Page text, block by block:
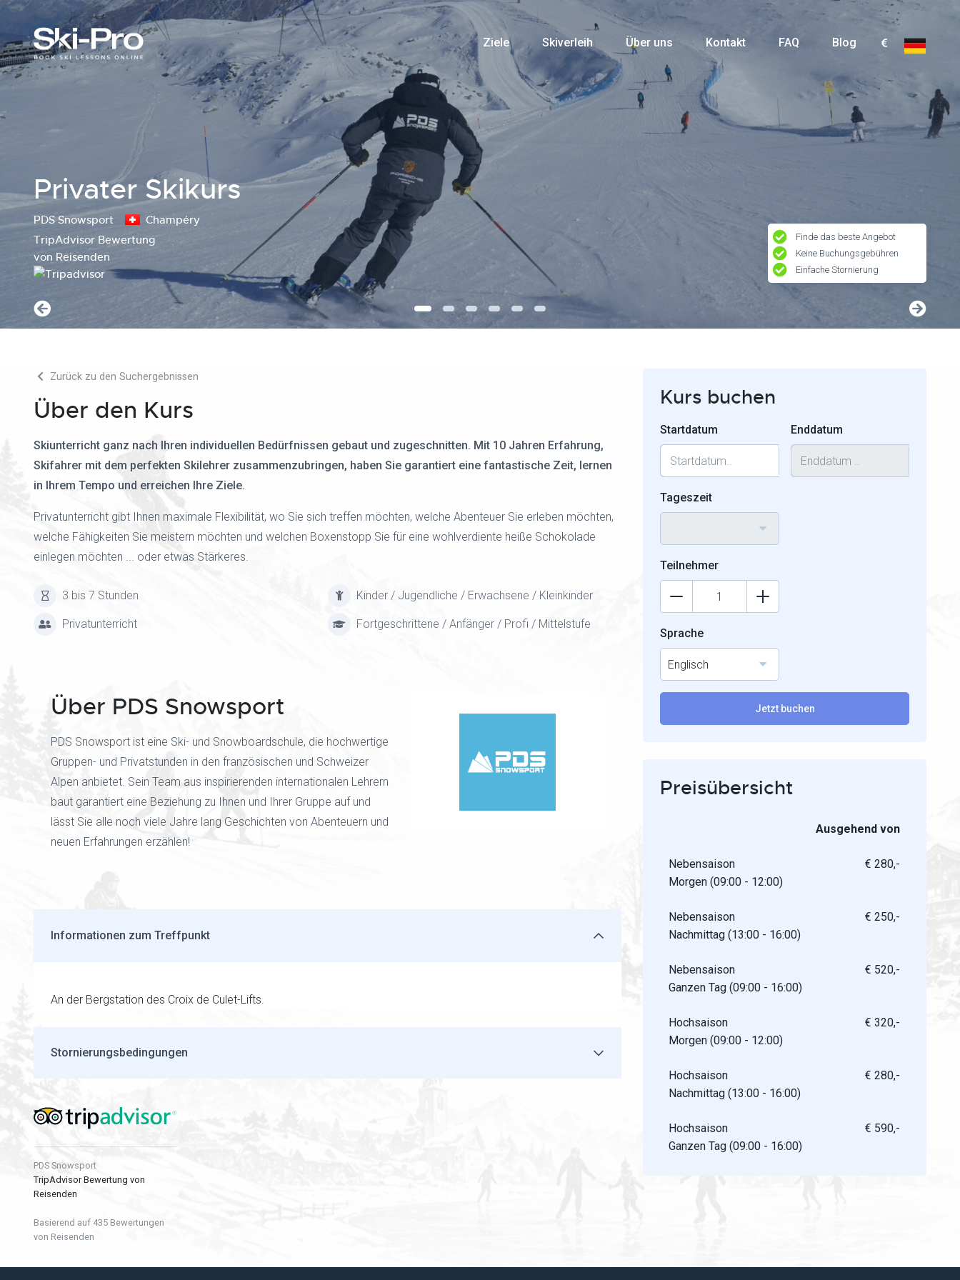
Ziele Skiverleih Über uns Kontakt FAQ Blog
Privater Skikurs
PDS Snowsport
Champéry
TripAdvisor Bewertung
von Reisenden
Finde das beste Angebot
Keine Buchungsgebühren
Einfache Stornierung
Zurück zu den Suchergebnissen
Über den Kurs
Skiunterricht ganz nach Ihren individuellen Bedürfnissen gebaut und zugeschnitten. Mit 10 Jahren Erfahrung,
Skifahrer mit dem perfekten Skilehrer zusammenzubringen, haben Sie garantiert eine fantastische Zeit, lernen
in Ihrem Tempo und erreichen Ihre Ziele.
Privatunterricht gibt Ihnen maximale Flexibilität, wo Sie sich treffen möchten, welche Abenteuer Sie erleben möchten,
welche Fähigkeiten Sie meistern möchten und welchen Boxenstopp Sie für eine wohlverdiente heiße Schokolade
einlegen möchten ... oder etwas Stärkeres.
3 bis 7 Stunden Kinder / Jugendliche / Erwachsene / Kleinkinder
Privatunterricht Fortgeschrittene / Anfänger / Profi / Mittelstufe
Über PDS Snowsport
PDS Snowsport ist eine Ski- und Snowboardschule, die hochwertige
Gruppen- und Privatstunden in den französischen und Schweizer
Alpen anbietet. Sein Team aus inspirierenden internationalen Lehrern
baut garantiert eine Beziehung zu Ihnen und Ihrer Gruppe auf und
lässt Sie alle noch viele Jahre lang Geschichten von Abenteuern und
neuen Erfahrungen erzählen!
Kurs buchen
Startdatum Enddatum
Tageszeit
Teilnehmer
Sprache
Englisch
Jetzt buchen
Preisübersicht
Ausgehend von
Nebensaison
Morgen (09:00 - 12:00)
€ 280,-
Nebensaison
Nachmittag (13:00 - 16:00)
€ 250,-
Nebensaison
Ganzen Tag (09:00 - 16:00)
€ 520,-
Hochsaison
Morgen (09:00 - 12:00)
€ 320,-
Hochsaison
Nachmittag (13:00 - 16:00)
€ 280,-
Hochsaison
Ganzen Tag (09:00 - 16:00)
€ 590,-
Informationen zum Treffpunkt
An der Bergstation des Croix de Culet-Lifts.
Stornierungsbedingungen
PDS Snowsport
TripAdvisor Bewertung von
Reisenden
Basierend auf 435 Bewertungen
von Reisenden